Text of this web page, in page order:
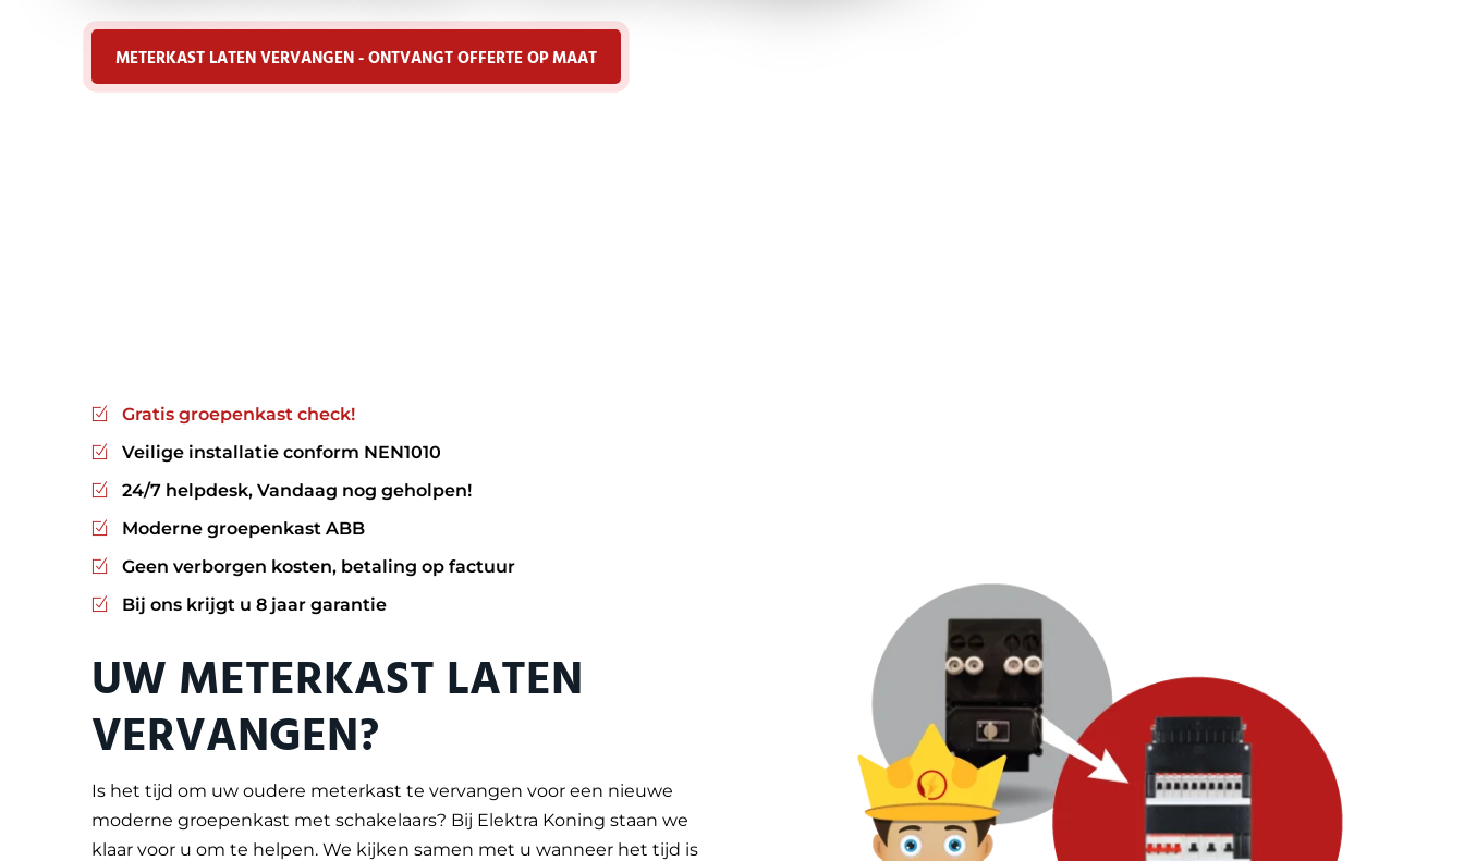
METERKAST LATEN VERVANGEN - ONTVANGT OFFERTE OP MAAT
Gratis groepenkast check!
Veilige installatie conform NEN1010
24/7 helpdesk, Vandaag nog geholpen!
Moderne groepenkast ABB
Geen verborgen kosten, betaling op factuur
Bij ons krijgt u 8 jaar garantie
UW METERKAST LATEN
VERVANGEN?
Is het tijd om uw oudere meterkast te vervangen voor een nieuwe
moderne groepenkast met schakelaars? Bij Elektra Koning staan we
klaar voor u om te helpen. We kijken samen met u wanneer het tijd is